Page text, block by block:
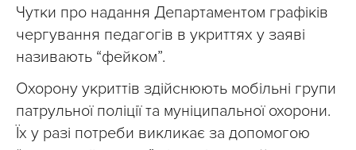
Чутки про надання Департаментом графіків
чергування педагогів в укриттях у заяві
називають “фейком”.
Охорону укриттів здійснюють мобільні групи
патрульної поліції та муніципальної охорони.
Їх у разі потреби викликає за допомогою